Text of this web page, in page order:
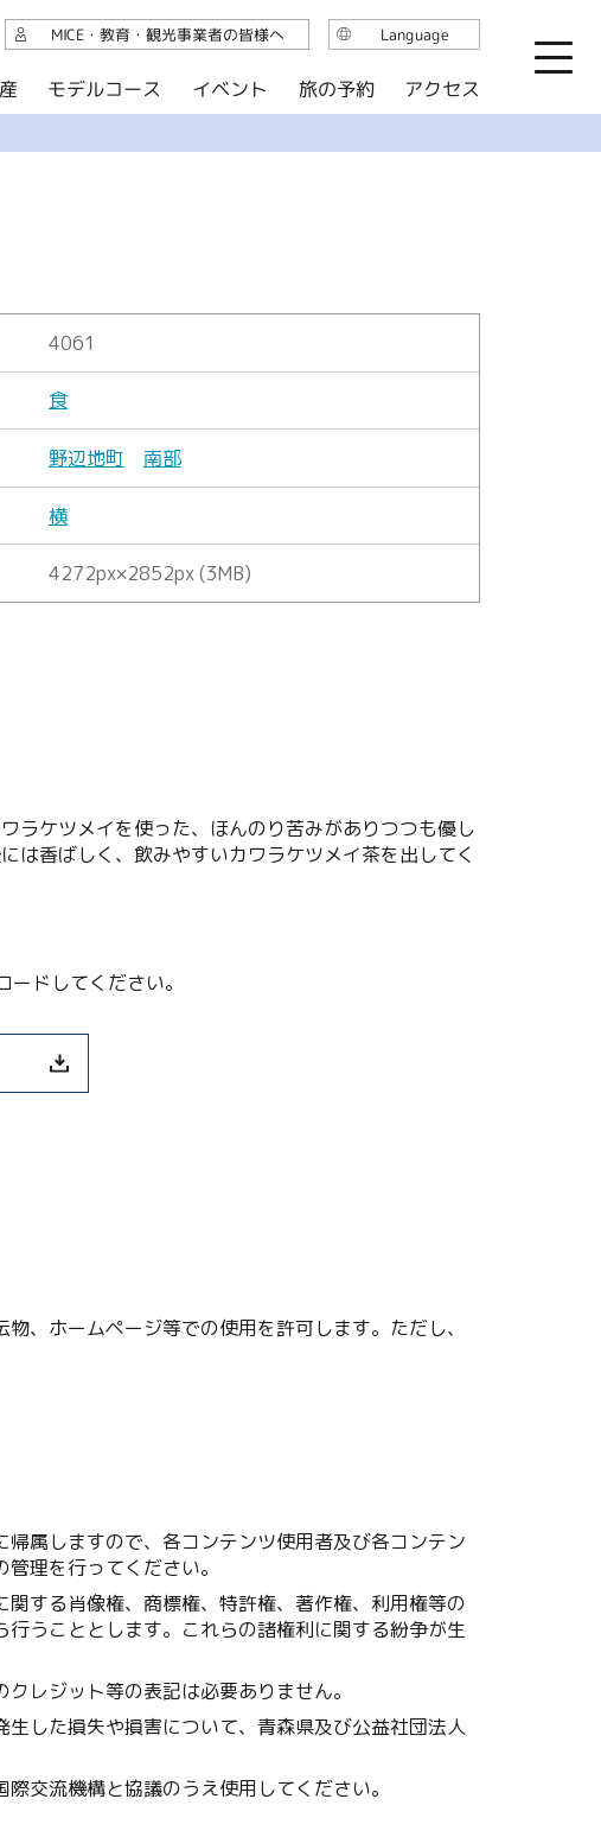
4061
食
野辺地町 南部
横
4272px×2852px (3MB)
ラケツメイを使った、ほんのり苦みがありつつも優し
は香ばしく、飲みやすいカワラケツメイ茶を出してく
ドしてください。
、ホームページ等での使用を許可します。ただし、
属しますので、各コンテンツ使用者及び各コンテン
理を行ってください。
する肖像権、商標権、特許権、著作権、利用権等の
うこととします。これらの諸権利に関する紛争が生
レジット等の表記は必要ありません。
した損失や損害について、青森県及び公益社団法人
交流機構と協議のうえ使用してください。
モデルコース イベント 旅の予約 アクセス
MICE・教育・観光事業者の皆様へ Language
English
简体中文